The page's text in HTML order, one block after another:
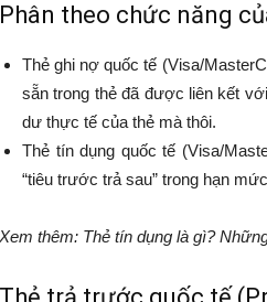
Phân theo chức năng
Thẻ ghi nợ quốc tế (Visa/
sẵn trong thẻ đã được liên kết
dư thực tế của thẻ mà thôi.
Thẻ tín dụng quốc tế (Visa/
“tiêu trước trả sau” trong hạn
Xem thêm: Thẻ tín dụng là gì?